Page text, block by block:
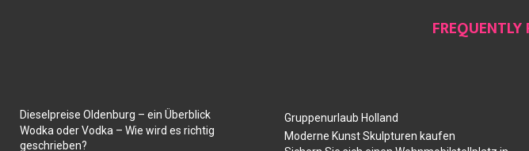
Dieselpreise Oldenburg – ein Überblick
Wodka oder Vodka – Wie wird es richtig
geschrieben?
Gruppenurlaub Holland
Moderne Kunst Skulpturen kaufen